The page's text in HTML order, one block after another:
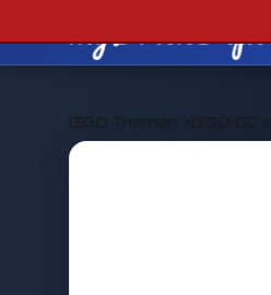
LEGO Themen >LEGO DC >